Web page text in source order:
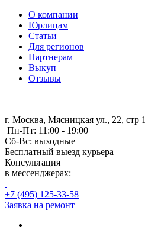
О компании
Юрлицам
Статьи
Для регионов
Партнерам
Выкуп
Отзывы
г. Москва, Мясницкая ул., 22, стр 1
Пн-Пт: 11:00 - 19:00
Сб-Вс: выходные
Бесплатный выезд курьера
Консультация
в мессенджерах:
+7 (495) 125-33-58
Заявка на ремонт